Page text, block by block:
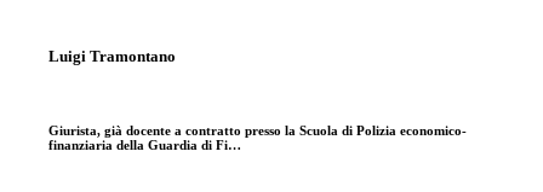
Luigi Tramontano
Giurista, già docente a contratto presso la Scuola di Polizia economico-
finanziaria della Guardia di Fi…